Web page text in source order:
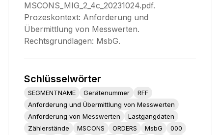
MSCONS_MIG_2_4c_20231024.pdf.
Prozeskontext: Anforderung und
Übermittlung von Messwerten.
Rechtsgrundlagen: MsbG.
Schlüsselwörter
SEGMENTNAME Gerätenummer
RFF
Anforderung und Übermittlung von Messwerten
Anforderung von Messwerten
Lastgangdaten
Zählerstände
MSCONS ORDERS MsbG
000